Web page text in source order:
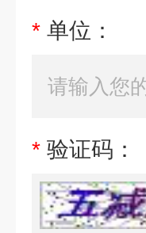
* 单位：
* 验证码：